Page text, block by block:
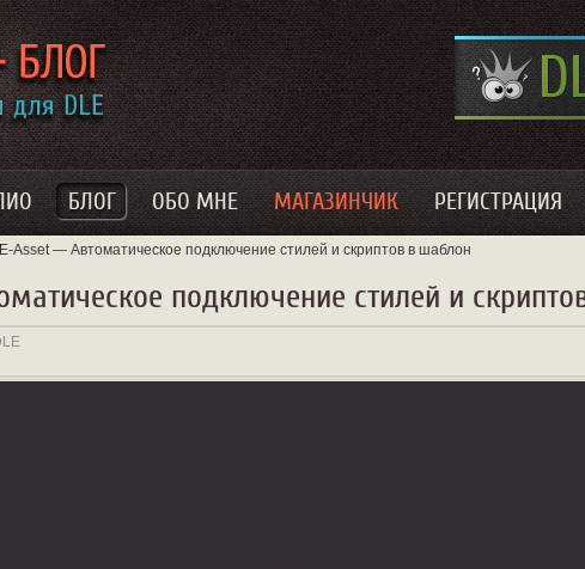
БЛОГ ОБО МНЕ МАГАЗИНЧИК РЕГИСТРАЦИЯ
Asset — Автоматическое подключение стилей и скриптов в шаблон
подключение стилей и